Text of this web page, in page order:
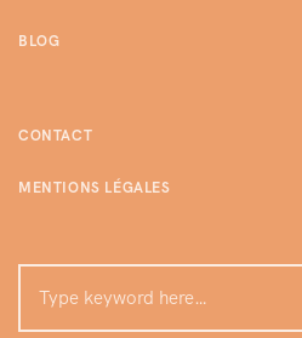
BLOG
CONTACT
MENTIONS LÉGALES